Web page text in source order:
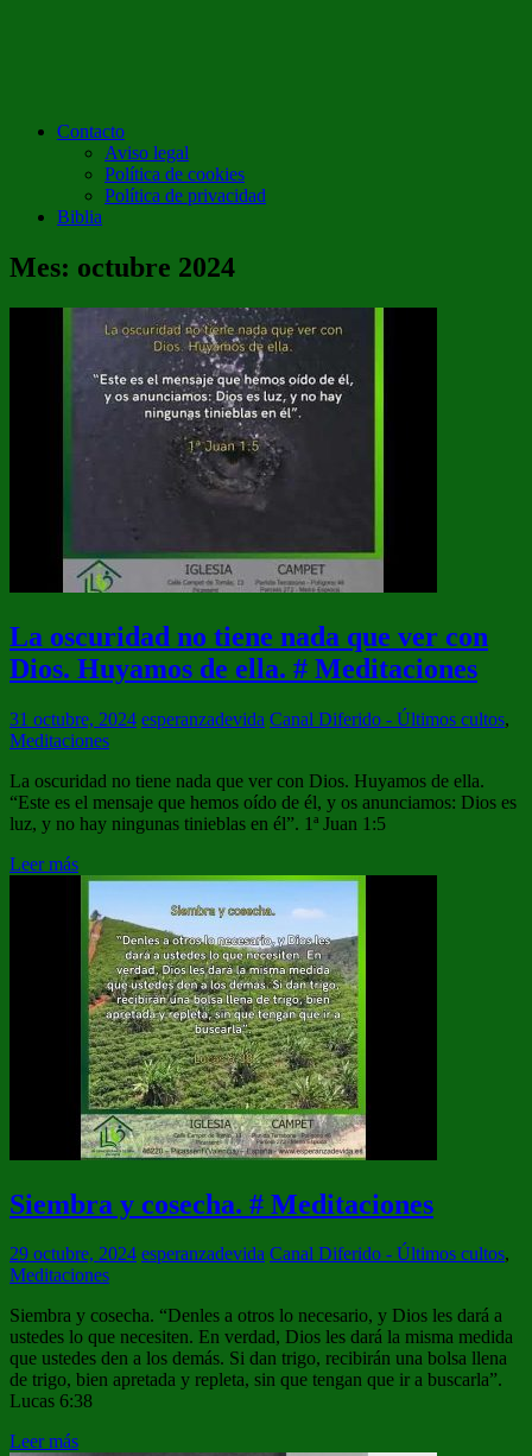
Contacto
Aviso legal
Política de cookies
Política de privacidad
Biblia
Mes: octubre 2024
La oscuridad no tiene nada que ver con
Dios. Huyamos de ella. # Meditaciones
31 octubre, 2024 esperanzadevida Canal Diferido - Últimos cultos,
Meditaciones
La oscuridad no tiene nada que ver con Dios. Huyamos de ella.
“Este es el mensaje que hemos oído de él, y os anunciamos: Dios es
luz, y no hay ningunas tinieblas en él”. 1ª Juan 1:5
Leer más
Siembra y cosecha. # Meditaciones
29 octubre, 2024 esperanzadevida Canal Diferido - Últimos cultos,
Meditaciones
Siembra y cosecha. “Denles a otros lo necesario, y Dios les dará a
ustedes lo que necesiten. En verdad, Dios les dará la misma medida
que ustedes den a los demás. Si dan trigo, recibirán una bolsa llena
de trigo, bien apretada y repleta, sin que tengan que ir a buscarla”.
Lucas 6:38
Leer más